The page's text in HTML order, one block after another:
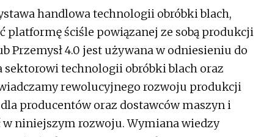
handlowa technologii obróbki blach,
platformę ściśle powiązanej ze sobą produkcji
Przemysł 4.0 jest używana w odniesieniu do
technologii obróbki blach oraz
rewolucyjnego rozwoju produkcji
producentów oraz dostawców maszyn i
niniejszym rozwoju. Wymiana wiedzy